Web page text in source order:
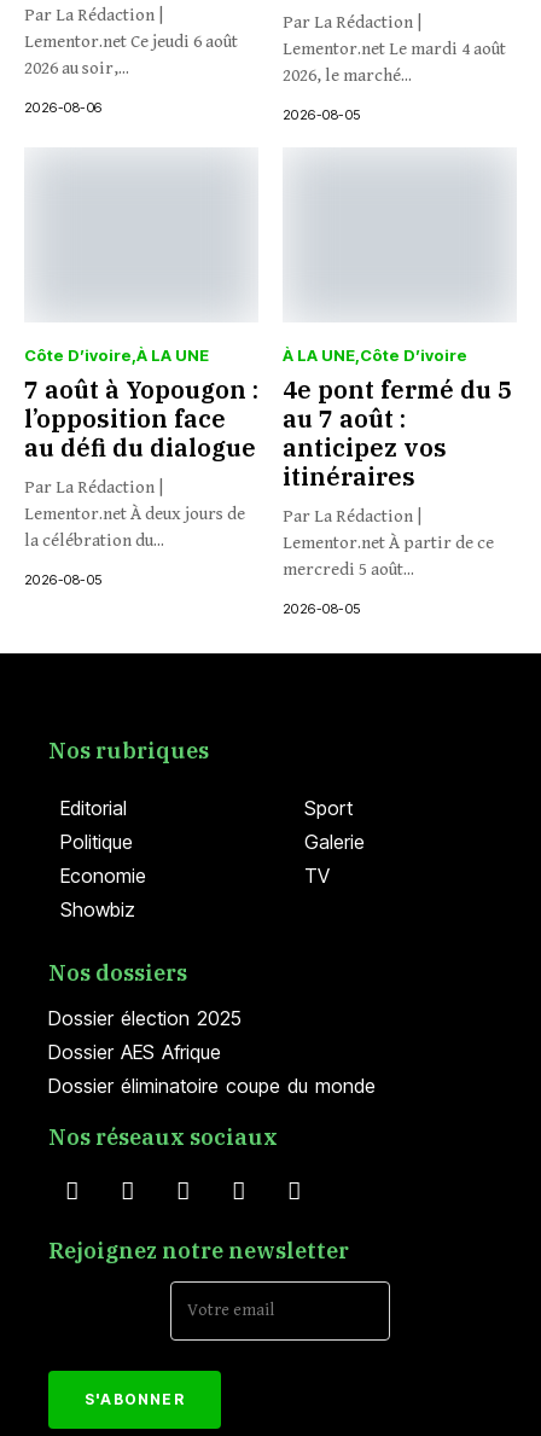
Par La Rédaction |
Lementor.net Ce jeudi 6 août
2026 au soir,...
2026-08-06
Par La Rédaction |
Lementor.net Le mardi 4 août
2026, le marché...
2026-08-05
Côte D’ivoire À LA UNE
7 août à Yopougon :
l’opposition face
au défi du dialogue
Par La Rédaction |
Lementor.net À deux jours de
la célébration du...
2026-08-05
À LA UNE Côte D’ivoire
4e pont fermé du 5
au 7 août :
anticipez vos
itinéraires
Par La Rédaction |
Lementor.net À partir de ce
mercredi 5 août...
2026-08-05
Editorial
Politique
Economie
Showbiz
Sport
Galerie
TV
Nos rubriques
Dossier élection 2025
Dossier AES Afrique
Dossier éliminatoire coupe du monde
Nos dossiers
Nos réseaux sociaux
Rejoignez notre newsletter